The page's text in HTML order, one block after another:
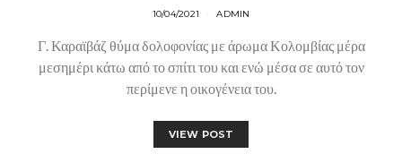
10/04/2021 ADMIN
Γ. Καραϊβάζ θύμα δολοφονίας με άρωμα Κολομβίας μέρα
μεσημέρι κάτω από το σπίτι του και ενώ μέσα σε αυτό τον
περίμενε η οικογένεια του.
VIEW POST